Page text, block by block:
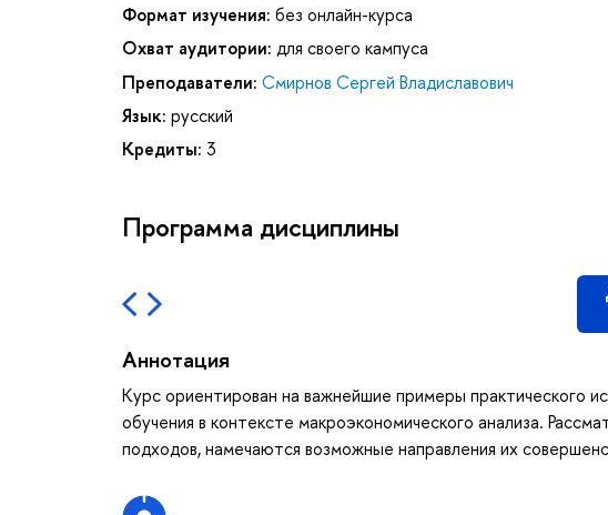
Формат изучения: без онлайн-курса
Охват аудитории: для своего кампуса
Преподаватели: Смирнов Сергей Владиславович
Язык: русский
Кредиты: 3
Программа дисциплины
Аннотация
Курс ориентирован на важнейшие примеры практического
обучения в контексте макроэкономического анализа.
подходов, намечаются возможные направления их